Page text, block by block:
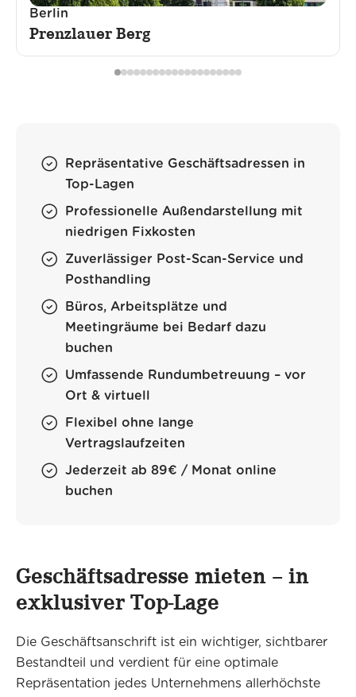
Berlin
Prenzlauer Berg
Repräsentative Geschäftsadressen in
Top-Lagen
Professionelle Außendarstellung mit
niedrigen Fixkosten
Zuverlässiger Post-Scan-Service und
Posthandling
Büros, Arbeitsplätze und
Meetingräume bei Bedarf dazu
buchen
Umfassende Rundumbetreuung – vor
Ort & virtuell
Flexibel ohne lange
Vertragslaufzeiten
Jederzeit ab 89€ / Monat online
buchen
Geschäftsadresse mieten – in
exklusiver Top-Lage
Die Geschäftsanschrift ist ein wichtiger, sichtbarer
Bestandteil und verdient für eine optimale
Repräsentation jedes Unternehmens allerhöchste